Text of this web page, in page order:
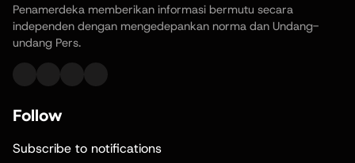
Penamerdeka memberikan informasi bermutu secara
independen dengan mengedepankan norma dan Undang-
undang Pers.
Follow
Subscribe to notifications